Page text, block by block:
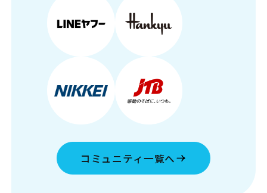
コミュニティ一覧へ